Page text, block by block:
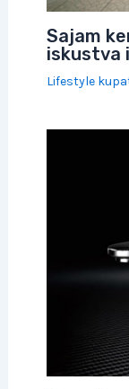
Sajam
iskustva
Lifestyle